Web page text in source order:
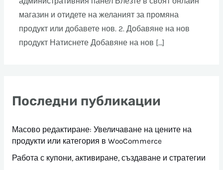
магазин и отидете на желаният за промяна
продукт или добавете нов. 2. Добавяне на нов
продукт Натиснете Добавяне на нов […]
Последни публикации
Масово редактиране: Увеличаване на цените на
продукти или категория в WooCommerce
Работа с купони, активиране, създаване и стратегии